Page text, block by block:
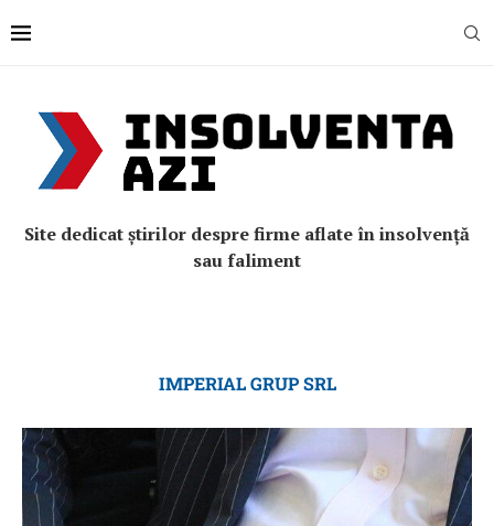
Site dedicat știrilor despre firme aflate în insolvență
sau faliment
IMPERIAL GRUP SRL